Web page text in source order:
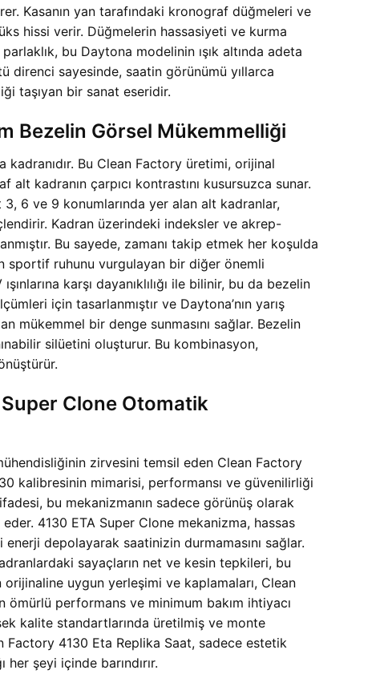
Kasanın yan tarafındaki kronograf düğmeleri ve
hissi verir. Düğmelerin hassasiyeti ve kurma
bu Daytona modelinin ışık altında adeta
direnci sayesinde, saatin görünümü yıllarca
taşıyan bir sanat eseridir.
Bezelin Görsel Mükemmelliği
Bu Clean Factory üretimi, orijinal
kadranın çarpıcı kontrastını kusursuzca sunar.
6 ve 9 konumlarında yer alan alt kadranlar,
Kadran üzerindeki indeksler ve akrep-
Bu sayede, zamanı takip etmek her koşulda
sportif ruhunu vurgulayan bir diğer önemli
karşı dayanıklılığı ile bilinir, bu da bezelin
için tasarlanmıştır ve Daytona’nın yarış
mükemmel bir denge sunmasını sağlar. Bezelin
silüetini oluşturur. Bu kombinasyon,
Clone Otomatik
zirvesini temsil eden Clean Factory
kalibresinin mimarisi, performansı ve güvenilirliği
bu mekanizmanın sadece görünüş olarak
4130 ETA Super Clone mekanizma, hassas
depolayarak saatinizin durmamasını sağlar.
sayaçların net ve kesin tepkileri, bu
uygun yerleşimi ve kaplamaları, Clean
performans ve minimum bakım ihtiyacı
kalite standartlarında üretilmiş ve monte
Factory 4130 Eta Replika Saat, sadece estetik
şeyi içinde barındırır.